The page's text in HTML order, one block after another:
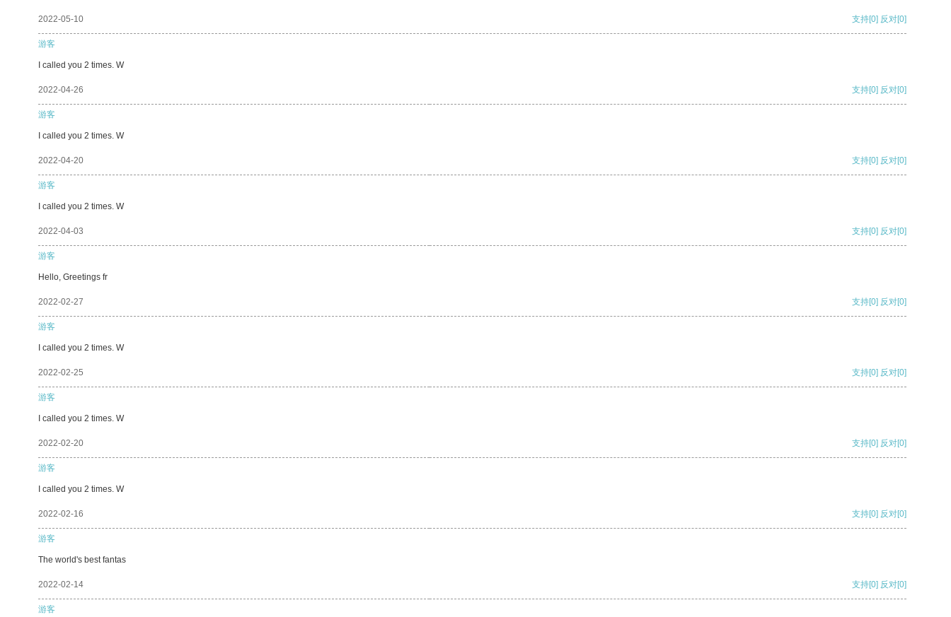
2022-05-10 支持[0] 反对[0]
游客
I called you 2 times. W
2022-04-26 支持[0] 反对[0]
游客
I called you 2 times. W
2022-04-20 支持[0] 反对[0]
游客
I called you 2 times. W
2022-04-03 支持[0] 反对[0]
游客
Hello, Greetings fr
2022-02-27 支持[0] 反对[0]
游客
I called you 2 times. W
2022-02-25 支持[0] 反对[0]
游客
I called you 2 times. W
2022-02-20 支持[0] 反对[0]
游客
I called you 2 times. W
2022-02-16 支持[0] 反对[0]
游客
The world's best fantas
2022-02-14 支持[0] 反对[0]
游客